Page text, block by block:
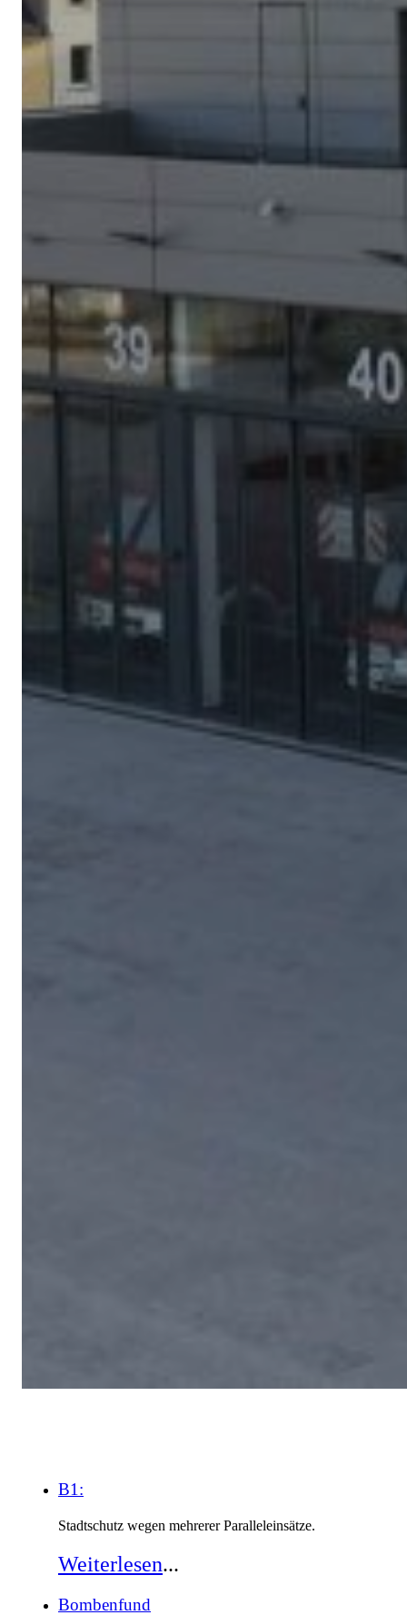
B1:
Stadtschutz wegen mehrerer Paralleleinsätze.
Weiterlesen...
Bombenfund